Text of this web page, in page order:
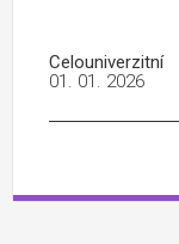
Celouniverzitní
01. 01. 2026